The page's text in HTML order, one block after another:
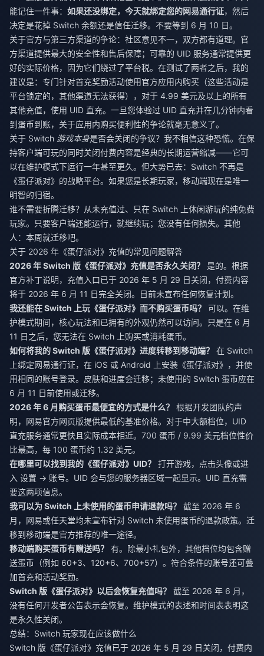
能记住一件事： 如果还没绑定，今天就绑定您的网易通行证，然后
决定是花掉 Switch 余额还是信任迁移。不要等到 6 月 10 日。
关于官方与第三方渠道的争论：社区意见不一，双方都有道理。官
方渠道提供最大的安全性和售后保障；可靠的 UID 服务通常提供更
好的实际价格，因为它们绕过了平台税。在测试了两者之后，我的
建议是：专门针对首充奖励活动使用官方应用内购买（这些活动是
平台锁定的，其他渠道无法获得），对于 4.99 美元及以上的所有
其他充值，使用 UID 直充。一旦您体验过 UID 直充并在几分钟内看
到蛋币到账，关于应用内购买便利性的争论就毫无意义了。
关于 Switch 游戏本身是否会关闭的争议？我不相信这种恐慌。在保
持客户端可玩的同时关闭付费内容是经典的长期运营缩减——它可
以在维护模式下运行一年甚至更久。但大势已去：Switch 不再是
《蛋仔派对》的战略平台。如果您是长期玩家，移动端现在是唯一
明智的归宿。
谁不需要折腾迁移？从未充值过、只在 Switch 上休闲游玩的纯免费
玩家。只要客户端还能运行，就继续玩；您没有任何损失。其他
人：本周就迁移吧。
关于 2026 年《蛋仔派对》充值的常见问题解答
2026 年 Switch 版《蛋仔派对》充值是否永久关闭？
是的。根据
官方补丁说明，充值入口已于 2026 年 5 月 29 日关闭，付费内容
将于 2026 年 6 月 11 日完全关闭。目前未宣布任何恢复计划。
我还能在 Switch 上玩《蛋仔派对》而不购买蛋币吗？
可以。在维
护模式期间，核心玩法和已拥有的外观仍然可以访问。只是在 6 月
11 日之后，您无法在 Switch 上购买或消耗蛋币。
如何将我的 Switch 版《蛋仔派对》进度转移到移动端？
在 Switch
上绑定网易通行证，在 iOS 或 Android 上安装《蛋仔派对》，并使
用相同的账号登录。皮肤和进度会迁移；未使用的 Switch 蛋币应在
6 月 11 日前使用或迁移。
2026 年 6 月购买蛋币最便宜的方式是什么？
根据开发团队的声
明，网易官方网页版提供最低的基准价格。对于中大额档位，UID
直充服务通常更快且实际成本相近。700 蛋币 / 9.99 美元档位性价
比最高，每 100 蛋币约 1.32 美元。
在哪里可以找到我的《蛋仔派对》UID？
打开游戏，点击头像或进
入 设置 → 账号。UID 会与您的服务器区域一起显示。UID 直充需
要这两项信息。
我可以为 Switch 上未使用的蛋币申请退款吗？
截至 2026 年 6
月，网易或任天堂均未宣布针对 Switch 未使用蛋币的退款政策。迁
移到移动端是官方推荐的唯一途径。
移动端购买蛋币有赠送吗？
有。除最小礼包外，其他档位均包含赠
送蛋币（例如 60+3、120+6、700+57）。符合条件的账号还可叠
加首充和活动奖励。
Switch 版《蛋仔派对》以后会恢复充值吗？
截至 2026 年 6 月，
没有任何开发者公告表示会恢复。维护模式的表述和时间表表明这
是永久性关闭。
总结：Switch 玩家现在应该做什么
Switch 版《蛋仔派对》充值已于 2026 年 5 月 29 日关闭，付费内